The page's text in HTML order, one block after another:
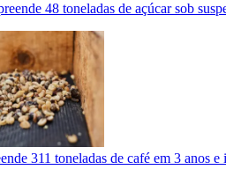
48 toneladas de açúcar sob
311 toneladas de café em 3 anos